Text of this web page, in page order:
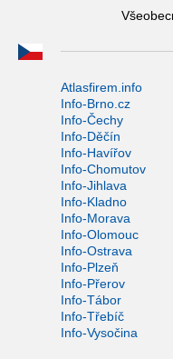
Atlasfirem.info
Info-Brno.cz
Info-Čechy
Info-Děčín
Info-Havířov
Info-Chomutov
Info-Jihlava
Info-Kladno
Info-Morava
Info-Olomouc
Info-Ostrava
Info-Plzeň
Info-Přerov
Info-Tábor
Info-Třebíč
Info-Vysočina